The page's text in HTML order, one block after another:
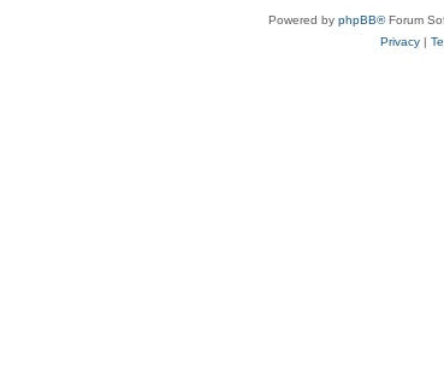
Powered by phpBB®Forum
Privacy|